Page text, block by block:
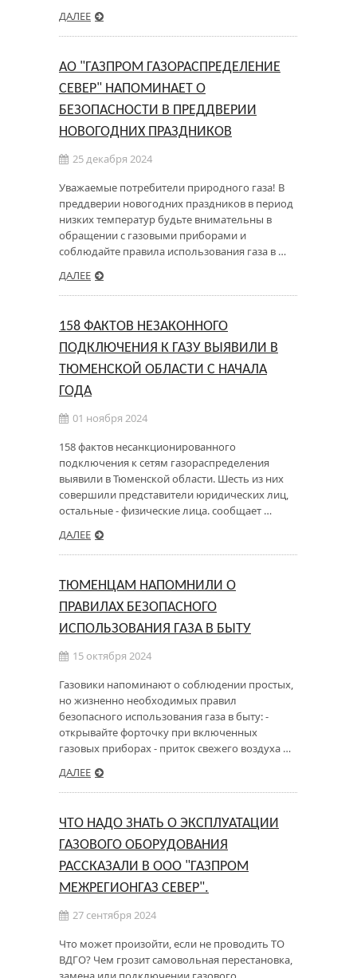
ДАЛЕЕ
АО "ГАЗПРОМ ГАЗОРАСПРЕДЕЛЕНИЕ
СЕВЕР" НАПОМИНАЕТ О
БЕЗОПАСНОСТИ В ПРЕДДВЕРИИ
НОВОГОДНИХ ПРАЗДНИКОВ
25 декабря 2024
Уважаемые потребители природного газа! В
преддверии новогодних праздников в период
низких температур будьте внимательны в
обращении с газовыми приборами и
соблюдайте правила использования газа в …
ДАЛЕЕ
158 ФАКТОВ НЕЗАКОННОГО
ПОДКЛЮЧЕНИЯ К ГАЗУ ВЫЯВИЛИ В
ТЮМЕНСКОЙ ОБЛАСТИ С НАЧАЛА
ГОДА
01 ноября 2024
158 фактов несанкционированного
подключения к сетям газораспределения
выявили в Тюменской области. Шесть из них
совершили представители юридических лиц,
остальные - физические лица. сообщает …
ДАЛЕЕ
ТЮМЕНЦАМ НАПОМНИЛИ О
ПРАВИЛАХ БЕЗОПАСНОГО
ИСПОЛЬЗОВАНИЯ ГАЗА В БЫТУ
15 октября 2024
Газовики напоминают о соблюдении простых,
но жизненно необходимых правил
безопасного использования газа в быту: -
открывайте форточку при включенных
газовых приборах - приток свежего воздуха …
ДАЛЕЕ
ЧТО НАДО ЗНАТЬ О ЭКСПЛУАТАЦИИ
ГАЗОВОГО ОБОРУДОВАНИЯ
РАССКАЗАЛИ В ООО "ГАЗПРОМ
МЕЖРЕГИОНГАЗ СЕВЕР".
27 сентября 2024
Что может произойти, если не проводить ТО
ВДГО? Чем грозит самовольная перестановка,